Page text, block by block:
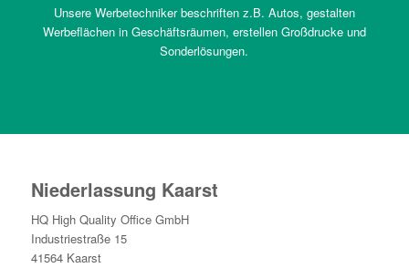
Unsere Werbetechniker beschriften z.B. Autos, gestalten
Werbeflächen in Geschäftsräumen, erstellen Großdrucke und
Sonderlösungen.
Niederlassung Kaarst
HQ High Quality Office GmbH
Industriestraße 15
41564 Kaarst